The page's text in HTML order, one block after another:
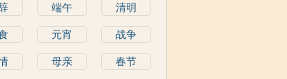
端午 清明
元宵 战争
母亲 春节